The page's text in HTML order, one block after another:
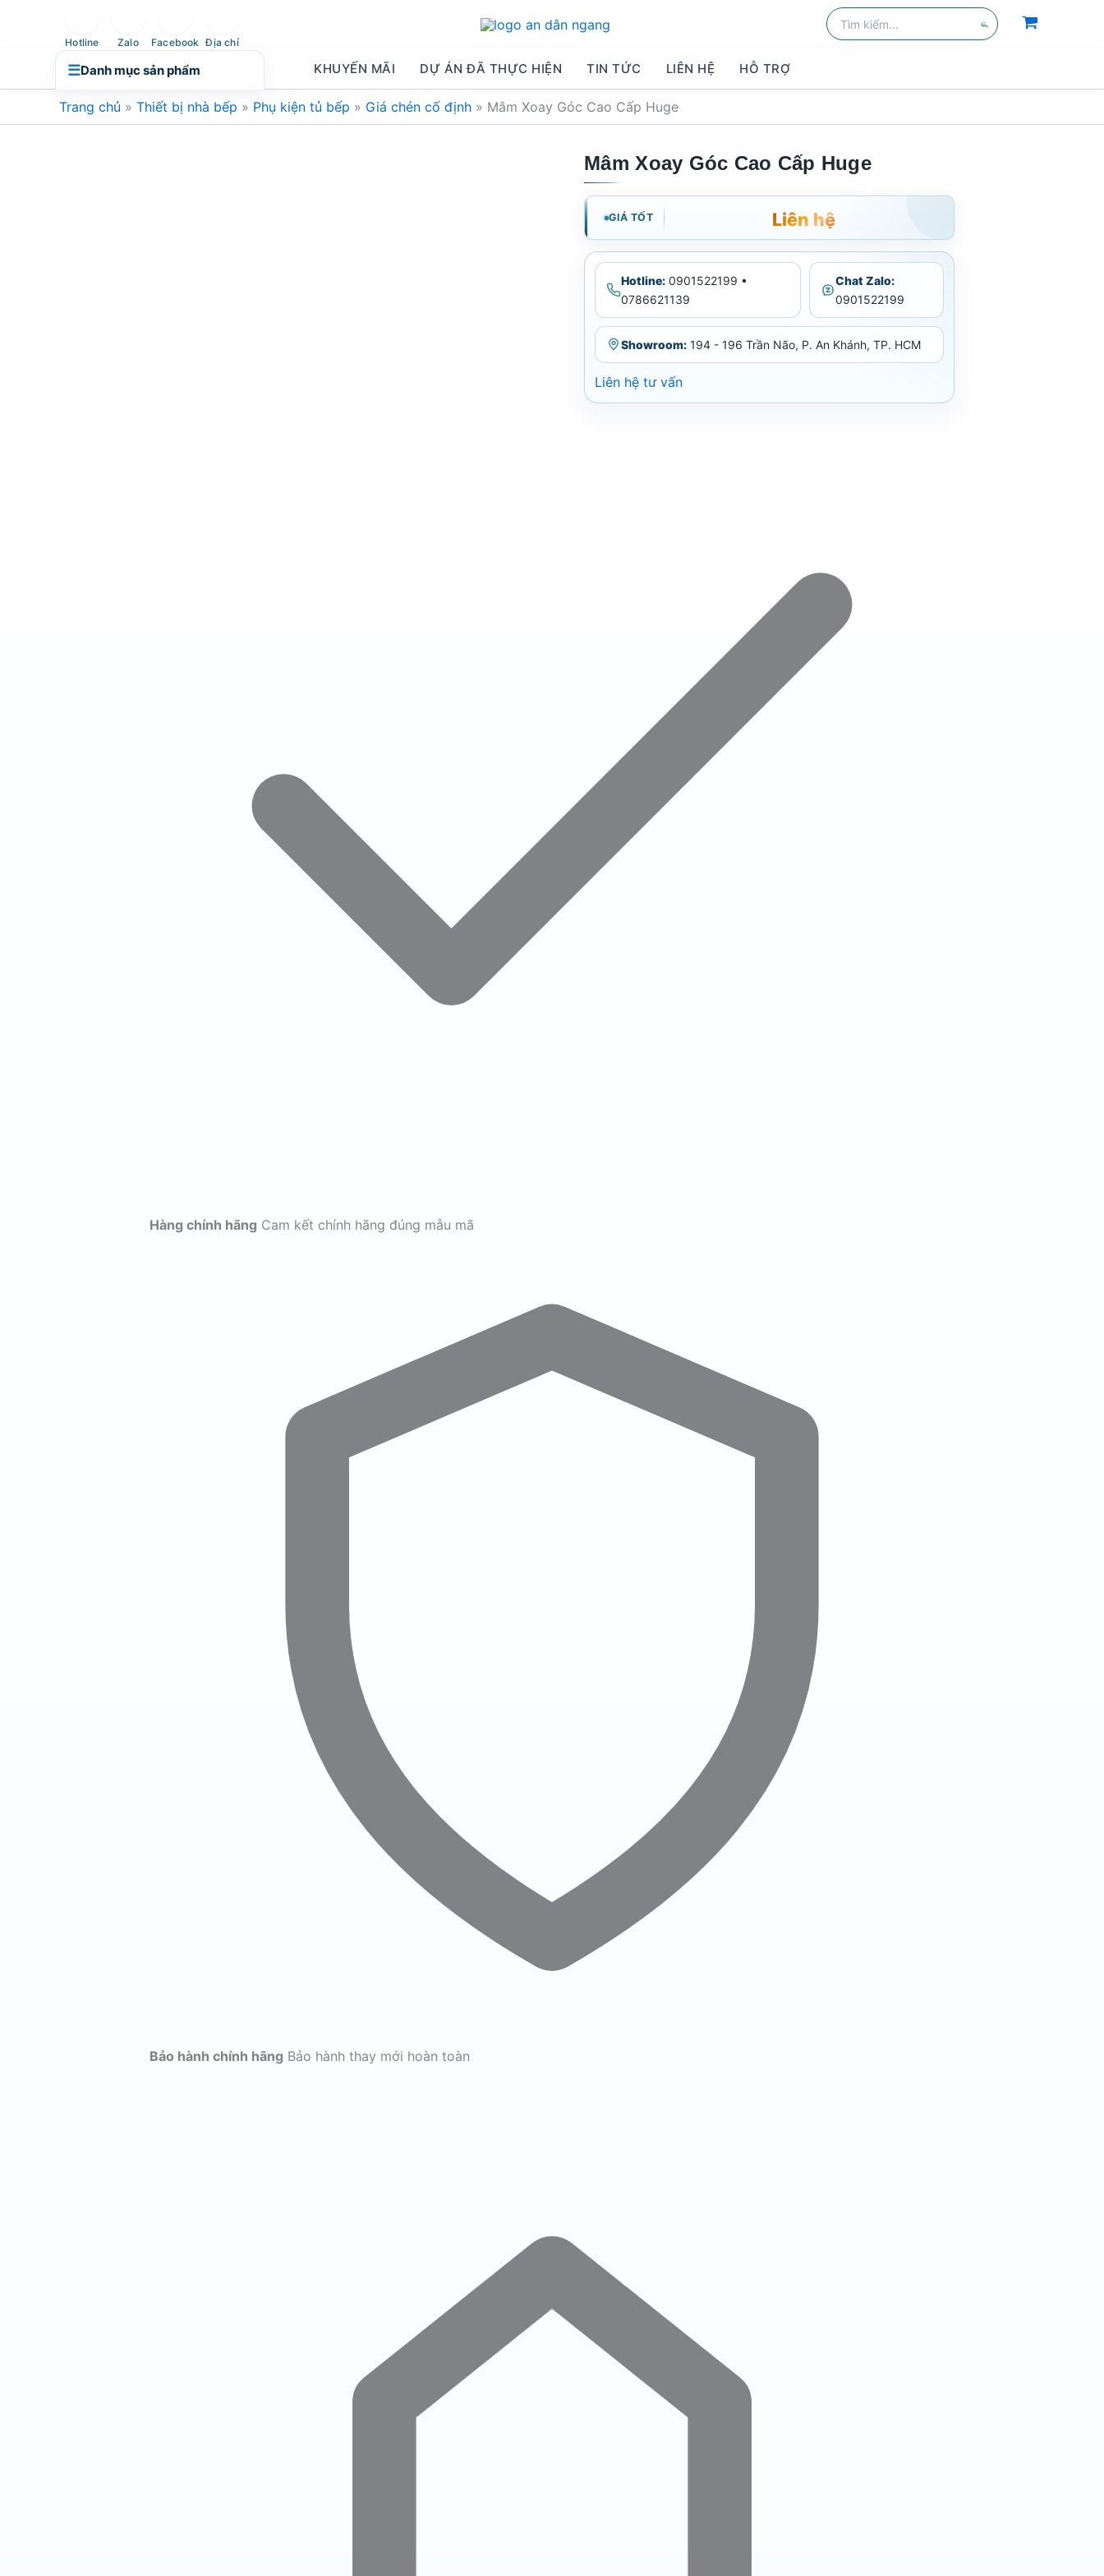
☰Danh mục sản phẩm
Hotline Zalo Facebook Địa chỉ
Tìm
kiếm:
KHUYẾN MÃI DỰ ÁN ĐÃ THỰC HIỆN TIN TỨC LIÊN HỆ HỖ TRỢ
Trang chủ » Thiết bị nhà bếp » Phụ kiện tủ bếp » Giá chén cố định » Mâm Xoay Góc Cao Cấp Huge
Mâm Xoay Góc Cao Cấp Huge
GIÁ TỐT Liên hệ
Hotline: 0901522199 •
0786621139
Chat Zalo:
0901522199
Showroom: 194 - 196 Trần Não, P. An Khánh, TP. HCM
Liên hệ tư vấn
Hàng chính hãng Cam kết chính hãng đúng mẫu mã
Bảo hành chính hãng Bảo hành thay mới hoàn toàn